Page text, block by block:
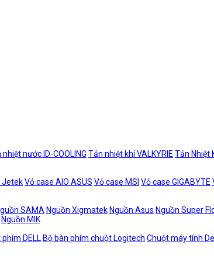
nhiệt nước ID-COOLING Tản nhiệt khí VALKYRIE Tản Nhiệt
JetekVỏ case AIO ASUS Vỏ case MSI Vỏ case GIGABYTE
SAMA Nguồn Xigmatek Nguồn Asus Nguồn Super
Nguồn MIK
DELL Bộ bàn phím chuột Logitech Chuột máy tính Dell